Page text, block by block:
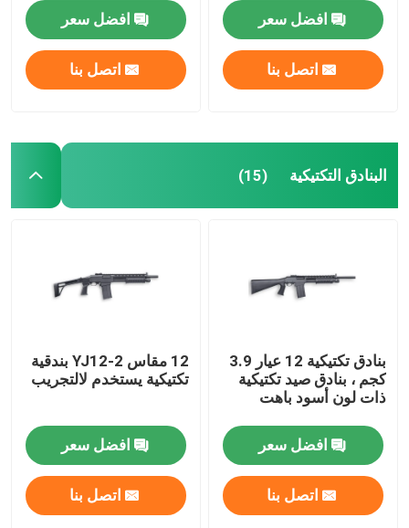
افضل سعر
اتصل بنا
افضل سعر
اتصل بنا
البنادق التكتيكية (15)
بنادق تكتيكية 12 عيار 3.9
كجم ، بنادق صيد تكتيكية
ذات لون أسود باهت
افضل سعر
اتصل بنا
12 مقاس YJ12-2 بندقية
تكتيكية يستخدم لالتجريب
افضل سعر
اتصل بنا